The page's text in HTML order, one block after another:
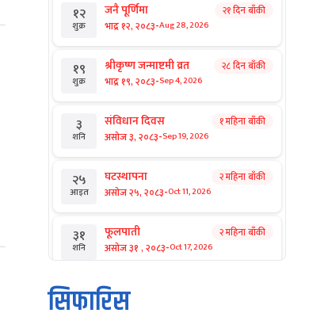
१२
शुक्र
जनै पूर्णिमा
भाद्र १२, २०८३-Aug 28, 2026
२१ दिन बाँकी
१९
शुक्र
श्रीकृष्ण जन्माष्टमी व्रत
भाद्र १९, २०८३-Sep 4, 2026
२८ दिन बाँकी
३
शनि
संविधान दिवस
असोज ३, २०८३-Sep 19, 2026
१ महिना बाँकी
२५
आइत
घटस्थापना
असोज २५, २०८३-Oct 11, 2026
२ महिना बाँकी
३१
शनि
फूलपाती
असोज ३१ , २०८३-Oct 17, 2026
२ महिना बाँकी
१
आइत
कार्तिक सङ्क्रान्ति
कार्तिक १, २०८३
सिफारिस